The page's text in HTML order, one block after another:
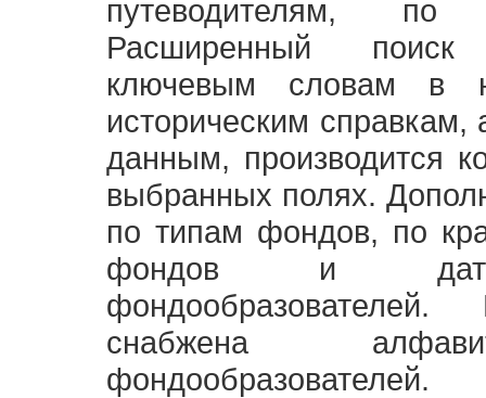
путеводителям,
Расширенный
ключевым словам в
историческим
данным, производится
выбранных полях.
по типам фондов, по
фондов и
снабжена
фондообразователей.